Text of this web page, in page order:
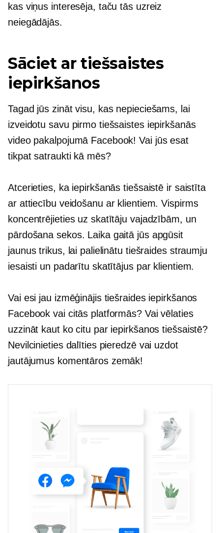
kas viņus interesēja, taču tās uzreiz
neiegādājās.
Sāciet ar tiešsaistes
iepirkšanos
Tagad jūs zināt visu, kas nepieciešams, lai
izveidotu savu pirmo tiešsaistes iepirkšanās
video pakalpojumā Facebook! Vai jūs esat
tikpat satraukti kā mēs?
Atcerieties, ka iepirkšanās tiešsaistē ir saistīta
ar attiecību veidošanu ar klientiem. Vispirms
koncentrējieties uz skatītāju vajadzībām, un
pārdošana sekos. Laika gaitā jūs apgūsit
jaunus trikus, lai palielinātu tiešraides straumju
iesaisti un padarītu skatītājus par klientiem.
Vai esi jau izmēģinājis tiešraides iepirkšanos
Facebook vai citās platformās? Vai vēlaties
uzzināt kaut ko citu par iepirkšanos tiešsaistē?
Nevilcinieties dalīties pieredzē vai uzdot
jautājumus komentāros zemāk!